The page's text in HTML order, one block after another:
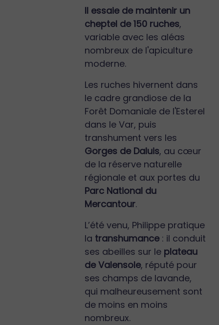
Il essaie de maintenir un
cheptel de 150 ruches,
variable avec les aléas
nombreux de l'apiculture
moderne.
Les ruches hivernent dans
le cadre grandiose de la
Forêt Domaniale de l'Esterel
dans le Var, puis
transhument vers les
Gorges de Daluis, au cœur
de la réserve naturelle
régionale et aux portes du
Parc National du
Mercantour.
L’été venu, Philippe pratique
la transhumance: il conduit
ses abeilles sur le plateau
de Valensole, réputé pour
ses champs de lavande,
qui malheureusement sont
de moins en moins
nombreux.